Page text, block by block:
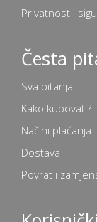
Privatnost i
Česta
Sva pitanja
Kako kupovati?
Načini plaćanja
Dostava
Povrat i